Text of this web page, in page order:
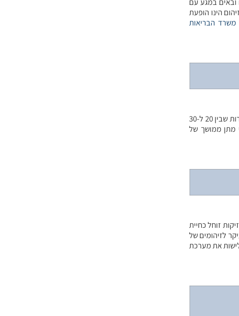
הינו הופעת
משרד הבריאות
אנשים המחזיקים אקווריום בביתם עלולים להידבק בעת ניקויו מהחיידק מיקובקטריום מרינום. חיידק זה מתרבה בצורה מיטבית בטמפרטורות שבין 20 ל-30
מתן ממושך של
נחשים, לטאות וכד'). בארה”ב, כ-3% מהמשפחות מחזיקות זוחל כחיית
לזיהומים של
לאנשים הסובלים ממחלות המחלישות את מערכת